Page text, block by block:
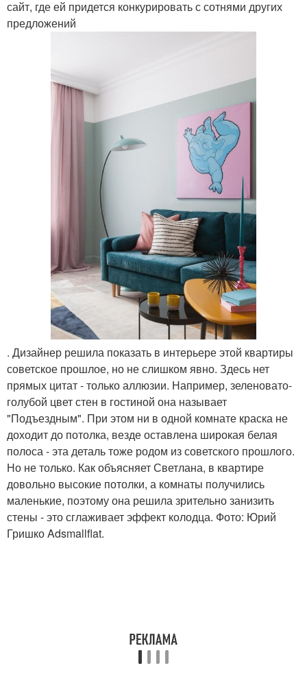
сайт, где ей придется конкурировать с сотнями других
предложений
. Дизайнер решила показать в интерьере этой квартиры
советское прошлое, но не слишком явно. Здесь нет
прямых цитат - только аллюзии. Например, зеленовато-
голубой цвет стен в гостиной она называет
"Подъездным". При этом ни в одной комнате краска не
доходит до потолка, везде оставлена широкая белая
полоса - эта деталь тоже родом из советского прошлого.
Но не только. Как объясняет Светлана, в квартире
довольно высокие потолки, а комнаты получились
маленькие, поэтому она решила зрительно занизить
стены - это сглаживает эффект колодца. Фото: Юрий
Гришко Adsmallflat.